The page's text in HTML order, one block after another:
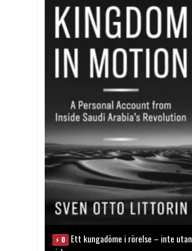
0
Ett kungadöme i rörelse – inte utan